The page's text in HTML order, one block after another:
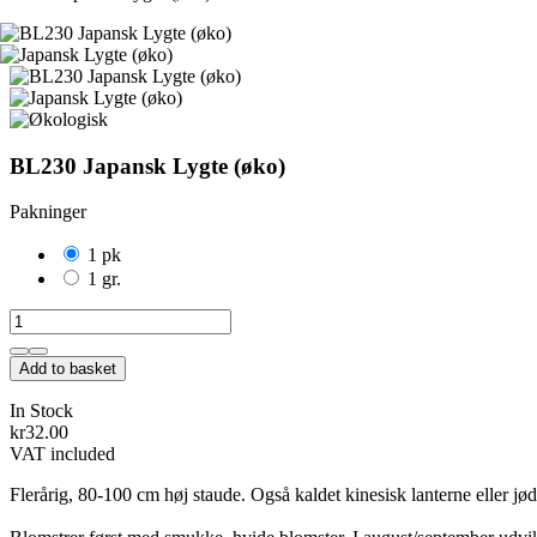
BL230 Japansk Lygte (øko)
Pakninger
1 pk
1 gr.
Add to basket
In Stock
kr32.00
VAT included
Flerårig, 80-100 cm høj staude. Også kaldet kinesisk lanterne eller